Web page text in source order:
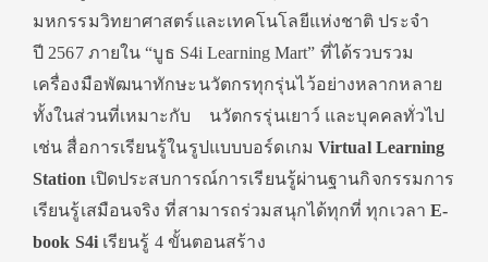
มหกรรมวิทยาศาสตร์และเทคโนโลยีแห่งชาติ ประจำ
ปี 2567 ภายใน“บูธ S4i Learning Mart” ที่ได้รวบรวม
เครื่องมือพัฒนาทักษะนวัตกรทุกรุ่นไว้อย่างหลากหลาย
ทั้งในส่วนที่เหมาะกับ
นวัตกรรุ่นเยาว์ และบุคคลทั่วไป
เช่น สื่อการเรียนรู้ในรูปแบบบอร์ดเกม Virtual Learning
Station เปิดประสบการณ์การเรียนรู้ผ่านฐานกิจกรรมการ
เรียนรู้เสมือนจริง ที่สามารถร่วมสนุกได้ทุกที่ ทุกเวลาE-
book S4iเรียนรู้ 4 ขั้นตอนสร้าง